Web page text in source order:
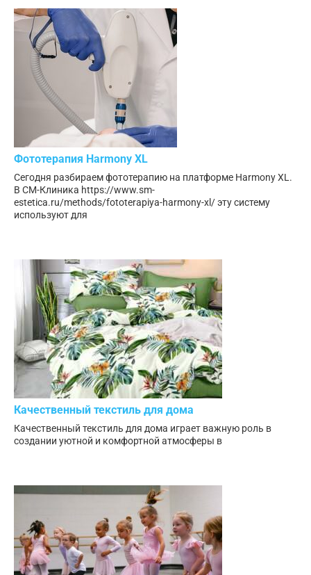
Фототерапия Harmony XL
Сегодня разбираем фототерапию на платформе Harmony XL.
В СМ-Клиника https://www.sm-
estetica.ru/methods/fototerapiya-harmony-xl/ эту систему
используют для
Качественный текстиль для дома
Качественный текстиль для дома играет важную роль в
создании уютной и комфортной атмосферы в